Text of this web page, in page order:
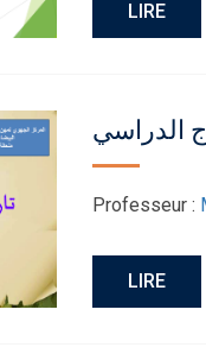
LIRE
الدراسي
Professeur :
LIRE